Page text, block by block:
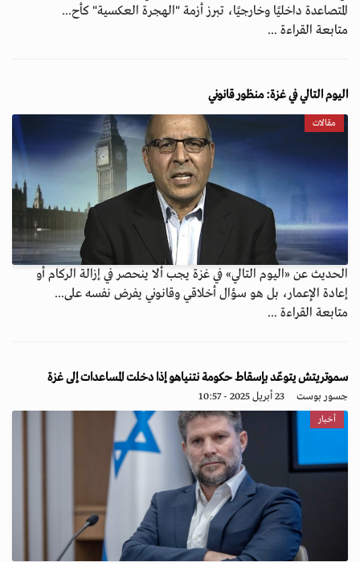
المتصاعدة داخليًا وخارجيًا، تبرز أزمة "الهجرة العكسية" كأح...
متابعة القراءة ...
اليوم التالي في غزة: منظور قانوني
مقالات
الحديث عن «اليوم التالي» في غزة يجب ألا ينحصر في إزالة الركام أو
إعادة الإعمار، بل هو سؤال أخلاقي وقانوني يفرض نفسه على...
متابعة القراءة ...
سموتريتش يتوعّد بإسقاط حكومة نتنياهو إذا دخلت المساعدات إلى غزة
جسور بوست 23 أبريل 2025 - 10:57
أخبار